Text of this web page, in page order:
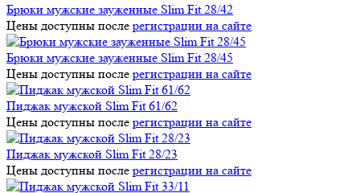
Брюки мужские зауженные Slim Fit 28/42
Цены доступны после регистрации на сайте
Брюки мужские зауженные Slim Fit 28/45
Цены доступны после регистрации на сайте
Пиджак мужской Slim Fit 61/62
Цены доступны после регистрации на сайте
Пиджак мужской Slim Fit 28/23
Цены доступны после регистрации на сайте